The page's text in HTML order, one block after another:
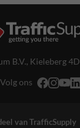
B.V., Kieleberg 4D
Volg ons
van TrafficSupply